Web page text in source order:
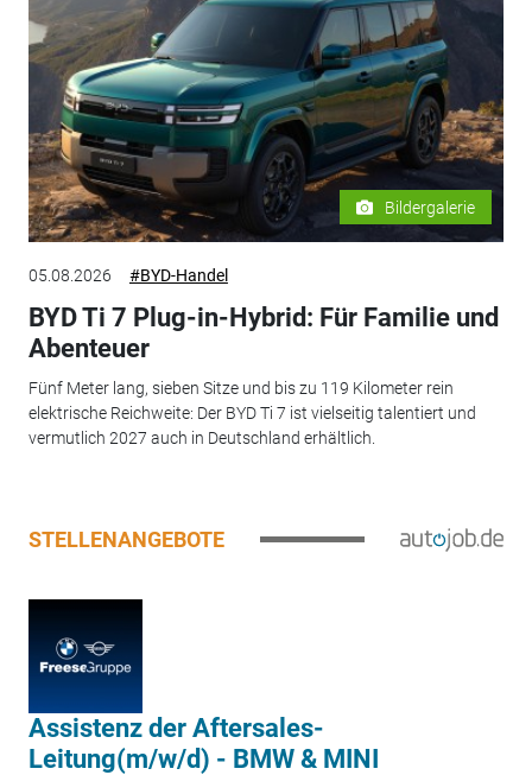
Bildergalerie
05.08.2026 #BYD-Handel
BYD Ti 7 Plug-in-Hybrid: Für Familie und
Abenteuer
Fünf Meter lang, sieben Sitze und bis zu 119 Kilometer rein
elektrische Reichweite: Der BYD Ti 7 ist vielseitig talentiert und
vermutlich 2027 auch in Deutschland erhältlich.
STELLENANGEBOTE
Assistenz der Aftersales-
Leitung(m/w/d) - BMW & MINI